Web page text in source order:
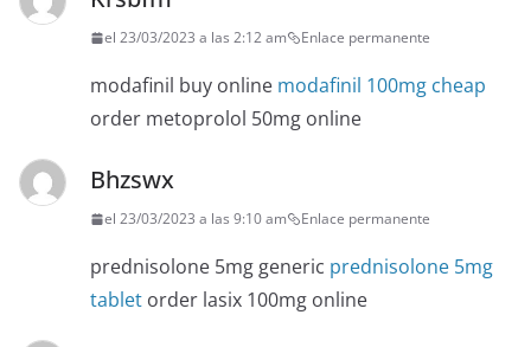
el 23/03/2023 a las 2:12 am Enlace permanente
modafinil buy online modafinil 100mg cheap
order metoprolol 50mg online
Bhzswx
el 23/03/2023 a las 9:10 am Enlace permanente
prednisolone 5mg generic prednisolone 5mg
tablet order lasix 100mg online